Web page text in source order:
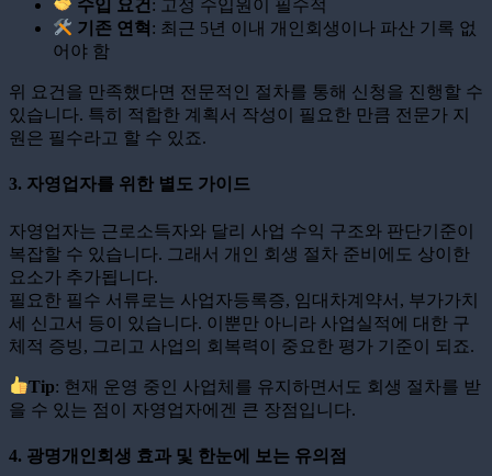
수입 요건 : 고정 수입원이 필수적
기존 연혁 : 최근 5년 이내 개인회생이나 파산 기록 없
어야 함
위 요건을 만족했다면 전문적인 절차를 통해 신청을 진행할 수
있습니다. 특히 적합한 계획서 작성이 필요한 만큼 전문가 지
원은 필수라고 할 수 있죠.
3. 자영업자를 위한 별도 가이드
자영업자는 근로소득자와 달리 사업 수익 구조와 판단기준이
복잡할 수 있습니다. 그래서 개인 회생 절차 준비에도 상이한
요소가 추가됩니다.
필요한 필수 서류로는 사업자등록증, 임대차계약서, 부가가치
세 신고서 등이 있습니다. 이뿐만 아니라 사업실적에 대한 구
체적 증빙, 그리고 사업의 회복력이 중요한 평가 기준이 되죠.
Tip: 현재 운영 중인 사업체를 유지하면서도 회생 절차를 받
을 수 있는 점이 자영업자에겐 큰 장점입니다.
4. 광명개인회생 효과 및 한눈에 보는 유의점